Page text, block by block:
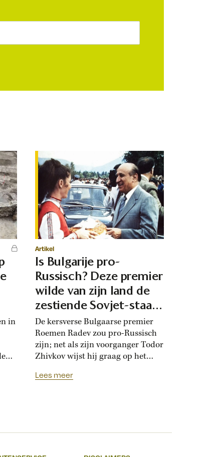
in
Artikel
Is Bulgarije pro-
Russisch? Deze premier
wilde van zijn land de
zestiende Sovjet-staat
maken
De kersverse Bulgaarse premier
Roemen Radev zou pro-Russisch
zijn; net als zijn voorganger Todor
Zhivkov wijst hij graag op het
1878. Die vroegere premier was zo
Lees meer